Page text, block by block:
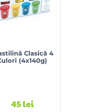
Clasică 4
(4x140g)
45lei